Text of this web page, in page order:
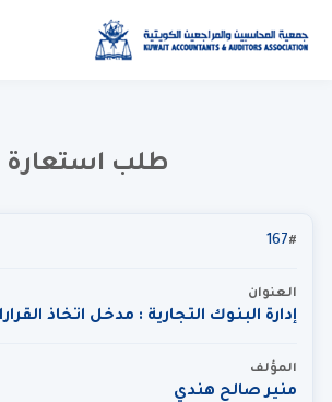
طلب استعارة
#
167
العنوان
إدارة البنوك التجارية : مدخل اتخاذ
المؤلف
منير صالح هندي